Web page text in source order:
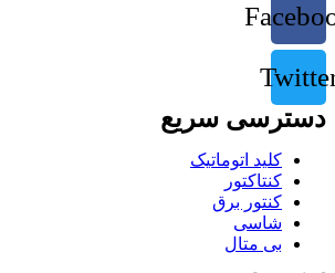
دسترسی سریع
کلید اتوماتیک
کنتاکتور
کنتور برق
شاسی
بی متال